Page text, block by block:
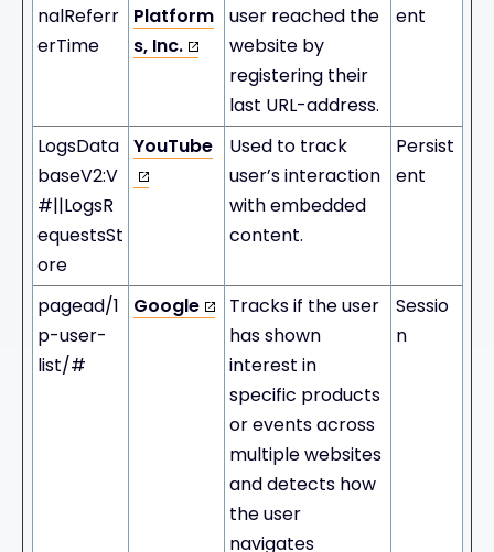
nalReferr
erTime
Platform
s, Inc.
user reached the
website by
registering their
last URL-address.
ent
LogsData
baseV2:V
#||LogsR
equestsSt
ore
YouTube
Used to track
user’s interaction
with embedded
content.
Persist
ent
pagead/1
p-user-
list/#
Google
Tracks if the user
has shown
interest in
specific products
or events across
multiple websites
and detects how
the user
navigates
Sessio
n